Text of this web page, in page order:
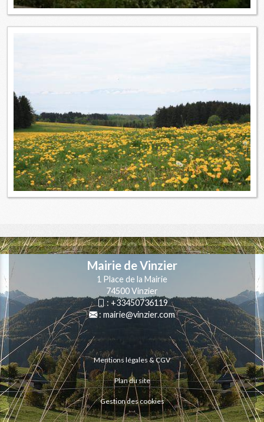
Mairie de Vinzier
1 Place de la Mairie
74500 Vinzier
: +33450736119
: mairie@vinzier.com
Mentions légales & CGV
Plan du site
Gestion des cookies